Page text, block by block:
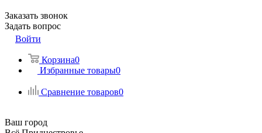
Заказать звонок
Задать вопрос
Войти
Корзина0
Избранные товары0
Сравнение товаров0
Ваш город